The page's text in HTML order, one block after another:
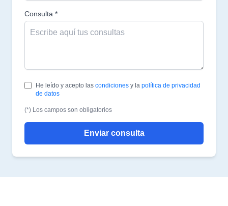
Consulta *
He leído y acepto lascondiciones y lapolítica de privacidad
de datos
(*) Los campos son obligatorios
Enviar consulta